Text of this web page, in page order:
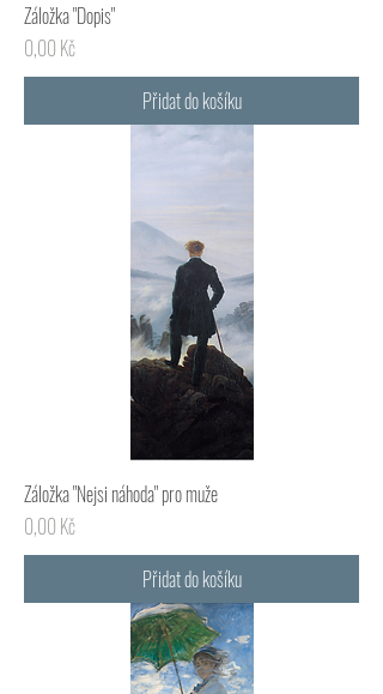
Záložka "Dopis"
Cena
0,00 Kč
Přidat do košíku
Záložka "Nejsi náhoda" pro muže
Cena
0,00 Kč
Přidat do košíku